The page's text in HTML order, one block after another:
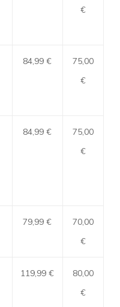
€
84,99 €
75,00
€
84,99 €
75,00
€
79,99 €
70,00
€
119,99 €
80,00
€